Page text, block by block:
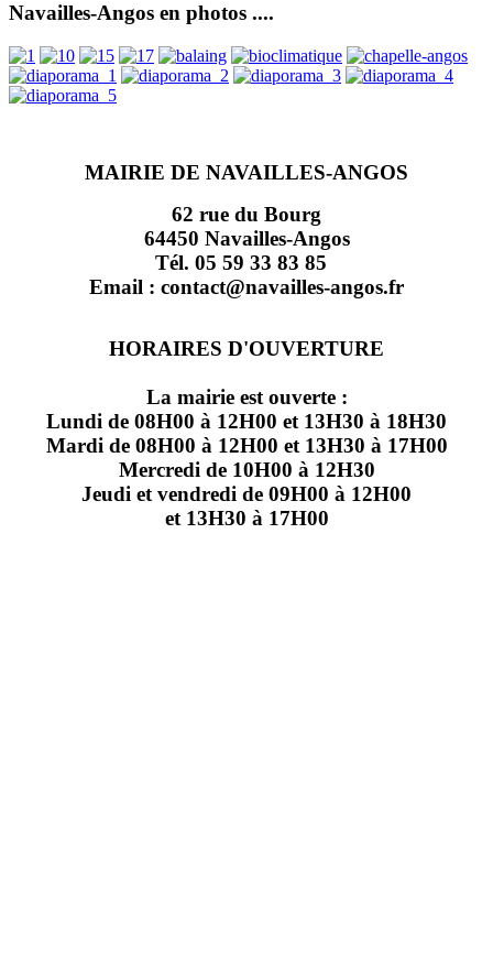
Navailles-Angos en photos ....
MAIRIE DE NAVAILLES-ANGOS
62 rue du Bourg
64450 Navailles-Angos
Tél. 05 59 33 83 85
Email : contact@navailles-angos.fr
HORAIRES D'OUVERTURE
La mairie est ouverte :
Lundi de 08H00 à 12H00 et 13H30 à 18H30
Mardi de 08H00 à 12H00 et 13H30 à 17H00
Mercredi de 10H00 à 12H30
Jeudi et vendredi de 09H00 à 12H00
et 13H30 à 17H00